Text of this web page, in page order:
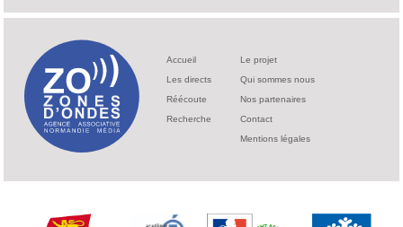
Accueil
Les directs
Réécoute
Recherche
Le projet
Qui sommes nous
Nos partenaires
Contact
Mentions légales